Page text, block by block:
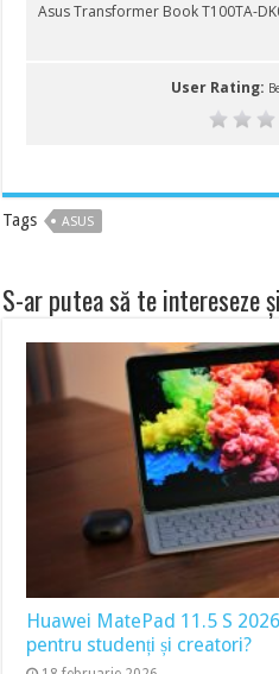
Asus Transformer Book T100TA-
User Rating:
Tags ASUS
S-ar putea să te intereseze
Huawei MatePad 11.5 S
pentru studenți și creatori?